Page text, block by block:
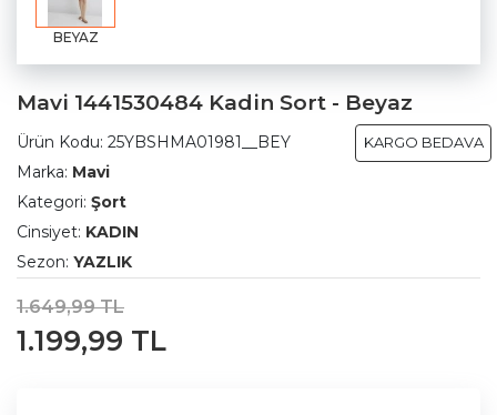
BEYAZ
Mavi 1441530484 Kadin Sort - Beyaz
KARGO BEDAVA
Ürün Kodu: 25YBSHMA01981__BEY
Marka: Mavi
Kategori: Şort
Cinsiyet: KADIN
Sezon: YAZLIK
1.649,99 TL
1.199,99 TL